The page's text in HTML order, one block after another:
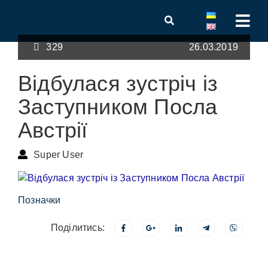
329 26.03.2019
Відбулася зустріч із
Заступником Посла
Австрії
Super User
Позначки
Поділитись: